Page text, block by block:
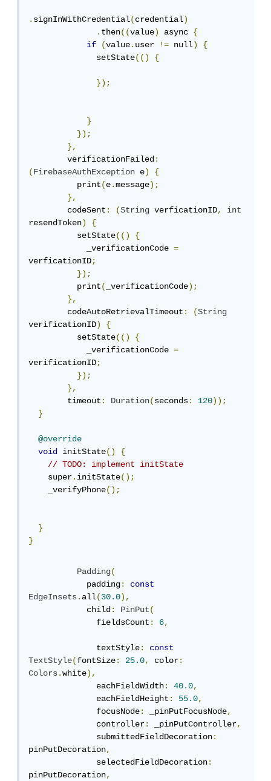
.signInWithCredential(credential)
.then((value) async {
if
(value.user != null)
{
              setState
(() {
});
}
});
},
        verificationFailed
:
(FirebaseAuthException e)
{
          print
(e.message);
},
        codeSent
: (String verficationID,
int
resendToken)
{
          setState
(()
{
            _verificationCode
=
verficationID;
});
          print
( _verificationCode);
},
        codeAutoRetrievalTimeout
: (String
verificationID)
{
          setState
(()
{
            _verificationCode
=
verificationID;
});
},
        timeout
: Duration(seconds: 120));
}
@override
void initState()
{
// TODO: implement initState
    super
.initState();
    _verifyPhone
();
}
}
Padding(
            padding
:
const
EdgeInsets.all(30.0),
            child
: PinPut(
              fieldsCount
: 6,
              textStyle
:
const
TextStyle(fontSize: 25.0, color:
Colors.white),
              eachFieldWidth
: 40.0,
              eachFieldHeight
: 55.0,
              focusNode
: _pinPutFocusNode,
              controller
: _pinPutController,
              submittedFieldDecoration
:
pinPutDecoration,
              selectedFieldDecoration
:
pinPutDecoration,